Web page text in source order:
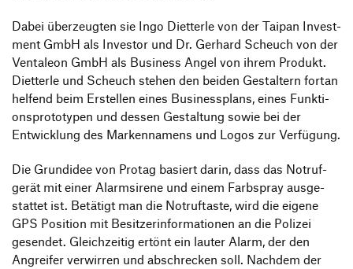
Downloads
Dabei über­zeugten sie Ingo Diet­terle von der Taipan Invest­
ment GmbH als Investor und Dr. Gerhard Scheuch von der
Venta­leon GmbH als Busi­ness Angel von ihrem Produkt.
Diet­terle und Scheuch stehen den beiden Gestal­tern fortan
helfend beim Erstellen eines Busi­ness­plans, eines Funk­ti­
ons­pro­to­typen und dessen Gestal­tung sowie bei der
Entwick­lung des Marken­na­mens und Logos zur Verfügung.
Die Grund­idee von Protag basiert darin, dass das Notruf­
gerät mit einer Alarm­si­rene und einem Farb­spray ausge­
stattet ist. Betä­tigt man die Notruf­taste, wird die eigene
GPS Posi­tion mit Besit­zer­in­for­ma­tionen an die Polizei
gesendet. Gleich­zeitig ertönt ein lauter Alarm, der den
Angreifer verwirren und abschre­cken soll. Nachdem der